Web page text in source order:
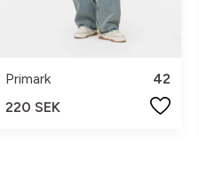
Primark
42
220 SEK